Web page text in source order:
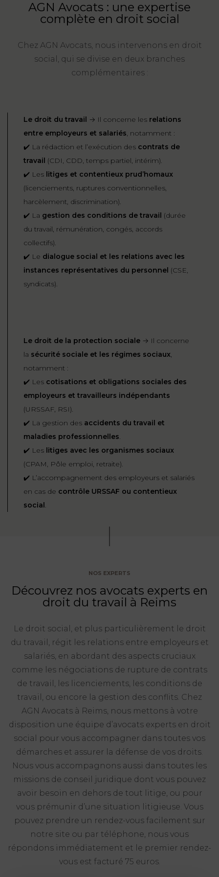
FONCTION
PRÉJUDICE
CORPOREL
ET
DE
L’IMMIGRATION
DROIT
DE
L’URBANISME
AGN Avocats : une expertise
complète en droit social
Chez AGN Avocats, nous intervenons en droit
social, qui se divise en deux branches
complémentaires :
Le droit du travail → Il concerne les relations
entre employeurs et salariés, notamment :
✔️ La rédaction et l’exécution des contrats de
travail (CDI, CDD, temps partiel, intérim).
✔️ Les litiges et contentieux prud’homaux
(licenciements, ruptures conventionnelles,
harcèlement, discrimination).
✔️ La gestion des conditions de travail (durée
du travail, rémunération, congés, accords
collectifs).
✔️ Le dialogue social et les relations avec les
instances représentatives du personnel (CSE,
syndicats).
Le droit de la protection sociale → Il concerne
la sécurité sociale et les régimes sociaux,
notamment :
✔️ Les cotisations et obligations sociales des
employeurs et travailleurs indépendants
(URSSAF, RSI).
✔️ La gestion des accidents du travail et
maladies professionnelles.
✔️ Les litiges avec les organismes sociaux
(CPAM, Pôle emploi, retraite).
✔️ L’accompagnement des employeurs et salariés
en cas de contrôle URSSAF ou contentieux
social.
NOS EXPERTS
Découvrez nos avocats experts en
droit du travail à Reims
Le droit social, et plus particulièrement le droit
du travail, régit les relations entre employeurs et
salariés, en abordant des aspects cruciaux
comme les négociations de rupture de contrats
de travail, les licenciements, les conditions de
travail, ou encore la gestion des conflits. Chez
AGN Avocats à Reims, nous mettons à votre
disposition une équipe d’avocats experts en droit
social pour vous accompagner dans toutes vos
démarches et assurer la défense de vos droits.
Nous vous accompagnons aussi dans toutes les
missions de conseil juridique dont vous pouvez
avoir besoin en dehors de tout litige, ou pour
vous prémunir d’une situation litigieuse. Vous
pouvez prendre un rendez-vous facilement sur
notre site ou par téléphone, nous vous
répondons immédiatement et le premier rendez-
vous est facturé 75 euros.